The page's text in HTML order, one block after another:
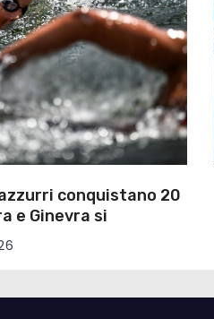
conquistano 20
e Ginevra si
‘regine’